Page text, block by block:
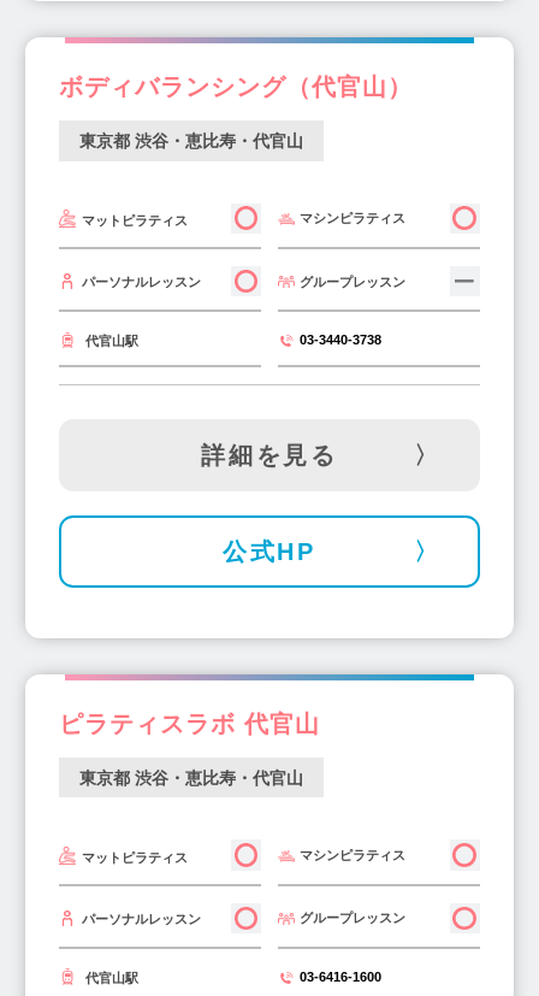
ボディバランシング（代官山）
東京都 渋谷・恵比寿・代官山
マットピラティス マシンピラティス
パーソナルレッスン グループレッスン
代官山駅 03-3440-3738
詳細を見る
公式HP
ピラティスラボ 代官山
東京都 渋谷・恵比寿・代官山
マットピラティス マシンピラティス
パーソナルレッスン グループレッスン
代官山駅 03-6416-1600